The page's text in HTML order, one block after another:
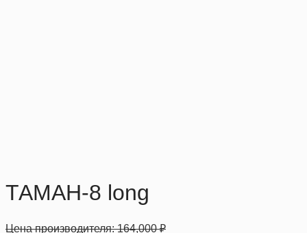
ТАМАН-8 long
Цена производителя:164,000₽